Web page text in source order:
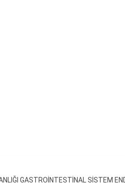
GASTROİNTESTİNAL SİSTEM